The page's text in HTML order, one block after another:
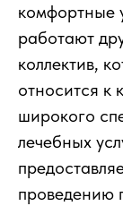
комфортные
работают
коллектив,
относится
широкого
лечебных
проведению